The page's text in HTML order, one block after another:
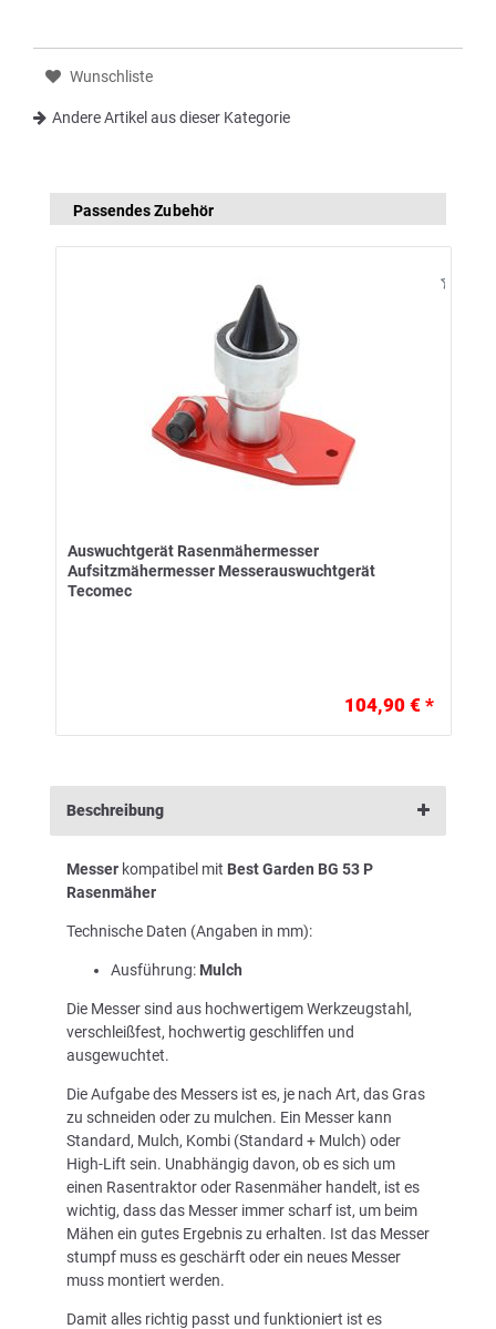
Wunschliste
Andere Artikel aus dieser Kategorie
Passendes Zubehör
Auswuchtgerät Rasenmähermesser
Aufsitzmähermesser Messerauswuchtgerät
Tecomec
104,90 € *
Beschreibung
Messer kompatibel mit Best Garden BG 53 P
Rasenmäher
Technische Daten (Angaben in mm):
Ausführung: Mulch
Die Messer sind aus hochwertigem Werkzeugstahl,
verschleißfest, hochwertig geschliffen und
ausgewuchtet.
Die Aufgabe des Messers ist es, je nach Art, das Gras
zu schneiden oder zu mulchen. Ein Messer kann
Standard, Mulch, Kombi (Standard + Mulch) oder
High-Lift sein. Unabhängig davon, ob es sich um
einen Rasentraktor oder Rasenmäher handelt, ist es
wichtig, dass das Messer immer scharf ist, um beim
Mähen ein gutes Ergebnis zu erhalten. Ist das Messer
stumpf muss es geschärft oder ein neues Messer
muss montiert werden.
Damit alles richtig passt und funktioniert ist es